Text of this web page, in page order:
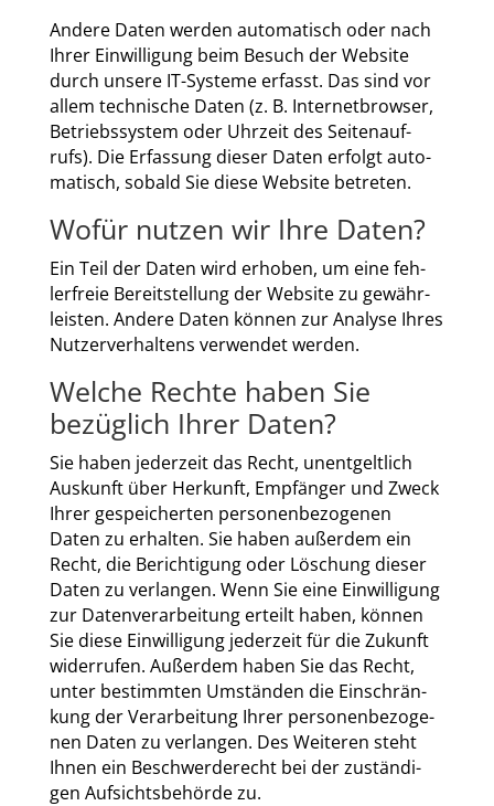
Ande­re Daten wer­den auto­ma­tisch oder nach
Ihrer Ein­wil­li­gung beim Besuch der Web­site
durch unse­re IT-Sys­te­me erfasst. Das sind vor
allem tech­ni­sche Daten (z. B. Inter­net­brow­ser,
Betriebs­sys­tem oder Uhr­zeit des Sei­ten­auf­
rufs). Die Erfas­sung die­ser Daten erfolgt auto­
ma­tisch, sobald Sie die­se Web­site betre­ten.
Wofür nutzen wir Ihre Daten?
Ein Teil der Daten wird erho­ben, um eine feh­
ler­freie Bereit­stel­lung der Web­site zu gewähr­
leis­ten. Ande­re Daten kön­nen zur Ana­ly­se Ihres
Nut­zer­ver­hal­tens ver­wen­det wer­den.
Welche Rechte haben Sie
bezüglich Ihrer Daten?
Sie haben jeder­zeit das Recht, unent­gelt­lich
Aus­kunft über Her­kunft, Emp­fän­ger und Zweck
Ihrer gespei­cher­ten per­so­nen­be­zo­ge­nen
Daten zu erhal­ten. Sie haben außer­dem ein
Recht, die Berich­ti­gung oder Löschung die­ser
Daten zu ver­lan­gen. Wenn Sie eine Ein­wil­li­gung
zur Daten­ver­ar­bei­tung erteilt haben, kön­nen
Sie die­se Ein­wil­li­gung jeder­zeit für die Zukunft
wider­ru­fen. Außer­dem haben Sie das Recht,
unter bestimm­ten Umstän­den die Ein­schrän­
kung der Ver­ar­bei­tung Ihrer per­so­nen­be­zo­ge­
nen Daten zu ver­lan­gen. Des Wei­te­ren steht
Ihnen ein Beschwer­de­recht bei der zustän­di­
gen Auf­sichts­be­hör­de zu.